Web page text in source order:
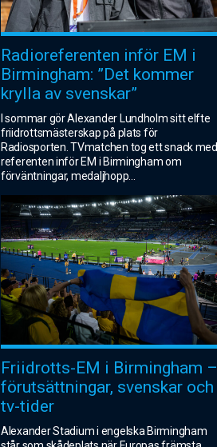
Radioreferenten inför EM i
Birmingham: ”Det kommer
krylla av svenskar”
I sommar gör Alexander Lundholm sitt elfte
friidrottsmästerskap på plats för
Radiosporten. TVmatchen tog ett snack med
referenten inför EM i Birmingham om
förväntningar, medaljhopp
Friidrotts-EM i Birmingham –
förutsättningar, svenskar och
tv-tider
Alexander Stadium i engelska Birmingham